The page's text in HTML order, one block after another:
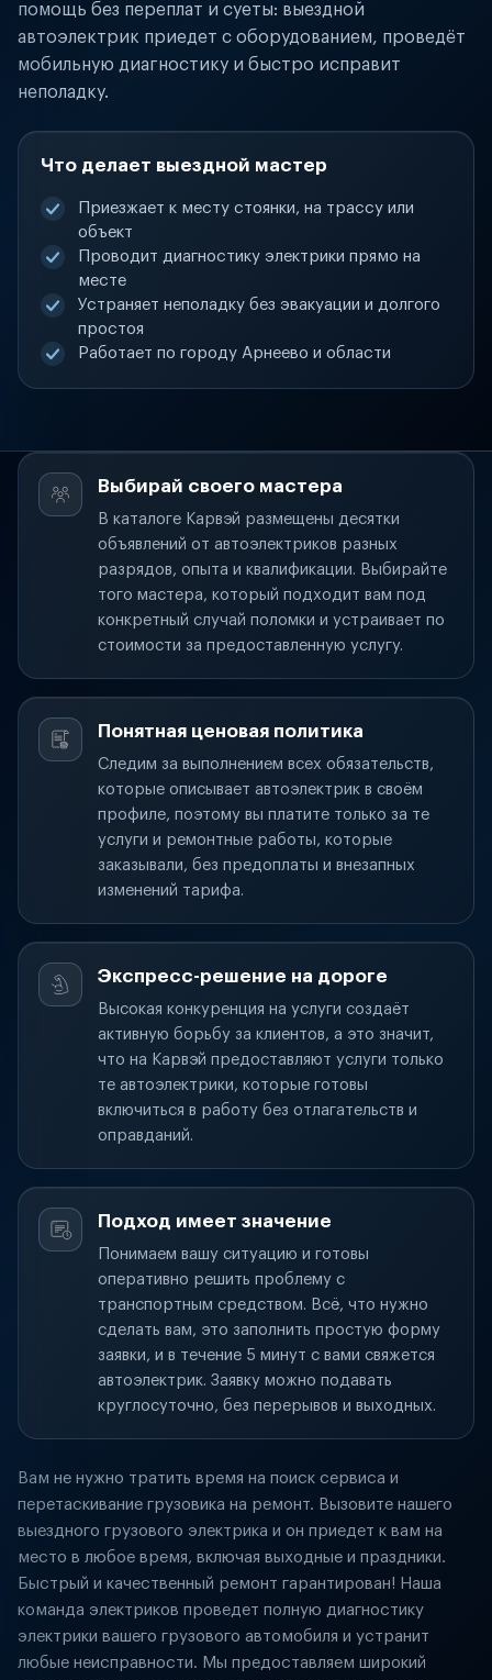
помощь без переплат и суеты: выездной
автоэлектрик приедет с оборудованием, проведёт
мобильную диагностику и быстро исправит
неполадку.
Что делает выездной мастер
Приезжает к месту стоянки, на трассу или
объект
Проводит диагностику электрики прямо на
месте
Устраняет неполадку без эвакуации и долгого
простоя
Работает по городу Арнеево и области
Выбирай своего мастера
В каталоге Карвэй размещены десятки
объявлений от автоэлектриков разных
разрядов, опыта и квалификации. Выбирайте
того мастера, который подходит вам под
конкретный случай поломки и устраивает по
стоимости за предоставленную услугу.
Понятная ценовая политика
Следим за выполнением всех обязательств,
которые описывает автоэлектрик в своём
профиле, поэтому вы платите только за те
услуги и ремонтные работы, которые
заказывали, без предоплаты и внезапных
изменений тарифа.
Экспресс-решение на дороге
Высокая конкуренция на услуги создаёт
активную борьбу за клиентов, а это значит,
что на Карвэй предоставляют услуги только
те автоэлектрики, которые готовы
включиться в работу без отлагательств и
оправданий.
Подход имеет значение
Понимаем вашу ситуацию и готовы
оперативно решить проблему с
транспортным средством. Всё, что нужно
сделать вам, это заполнить простую форму
заявки, и в течение 5 минут с вами свяжется
автоэлектрик. Заявку можно подавать
круглосуточно, без перерывов и выходных.
Вам не нужно тратить время на поиск сервиса и
перетаскивание грузовика на ремонт. Вызовите нашего
выездного грузового электрика и он приедет к вам на
место в любое время, включая выходные и праздники.
Быстрый и качественный ремонт гарантирован! Наша
команда электриков проведет полную диагностику
электрики вашего грузового автомобиля и устранит
любые неисправности. Мы предоставляем широкий